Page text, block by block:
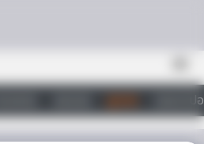
วอลเปเ